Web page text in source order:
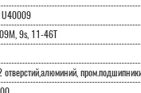
U40009
9s, 11-46T
отверстий,алюминий,